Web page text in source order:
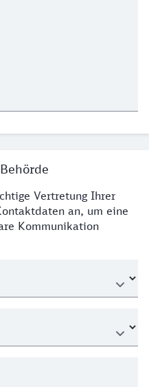
Vertretung Ihrer
an, um eine
Kommunikation